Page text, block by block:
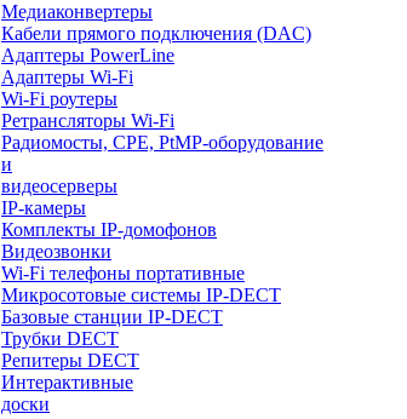
Медиаконвертеры
Кабели прямого подключения (DAC)
Адаптеры PowerLine
Адаптеры Wi-Fi
Wi-Fi роутеры
Ретрансляторы Wi-Fi
Радиомосты, CPE, PtMP-оборудование
видеосерверы
IP-камеры
Комплекты IP-домофонов
Видеозвонки
Wi-Fi телефоны портативные
Микросотовые системы IP-DECT
Базовые станции IP-DECT
Трубки DECT
Репитеры DECT
Интерактивные
доски